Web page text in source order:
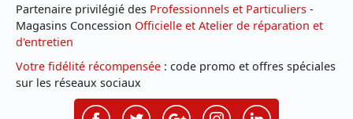
Partenaire privilégié des Professionnels et Particuliers -
Magasins Concession Officielle et Atelier de réparation et
d'entretien
Votre fidélité récompensée : code promo et offres spéciales
sur les réseaux sociaux